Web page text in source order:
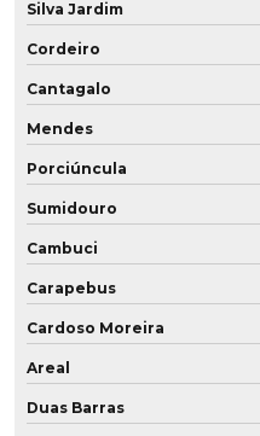
Fabricação de poliuretano
Fabricação de roda de
Fabricante de chapa de pu
Fabricante de perfil para
Fabricante de placa de
Fabricante de placa de pu
Fabricante de polia em
Fabricante de polia em
Silva Jardim
Cordeiro
Cantagalo
Mendes
Porciúncula
Sumidouro
Cambuci
Carapebus
Cardoso Moreira
Areal
Duas Barras